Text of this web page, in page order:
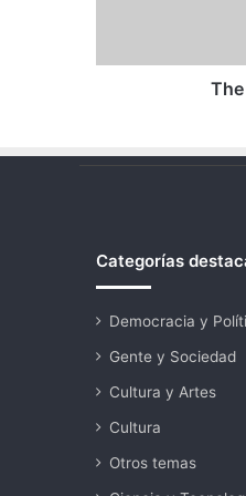
Categorías
Democracia y
Gente y Sociedad
Cultura y Artes
Cultura
Otros temas